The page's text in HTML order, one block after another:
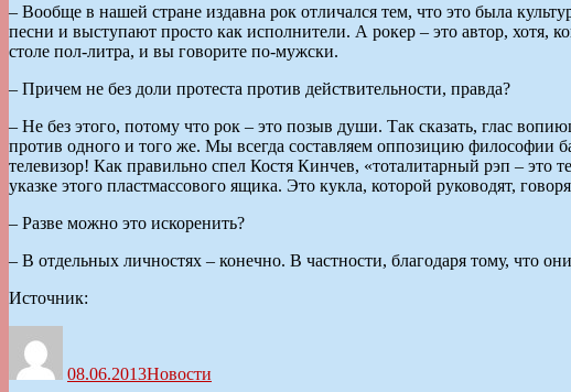
– Вообще в нашей стране издавна рок отличался тем, что это была
песни и выступают просто как исполнители. А рокер – это автор, хотя,
столе пол-литра, и вы говорите по-мужски.
– Причем не без доли протеста против действительности, правда?
– Не без этого, потому что рок – это позыв души. Так сказать, глас
против одного и того же. Мы всегда составляем оппозицию философии
телевизор! Как правильно спел Костя Кинчев, «тоталитарный рэп –
указке этого пластмассового ящика. Это кукла, которой руководят,
– Разве можно это искоренить?
– В отдельных личностях – конечно. В частности, благодаря тому, что
Источник:
08.06.2013Новости